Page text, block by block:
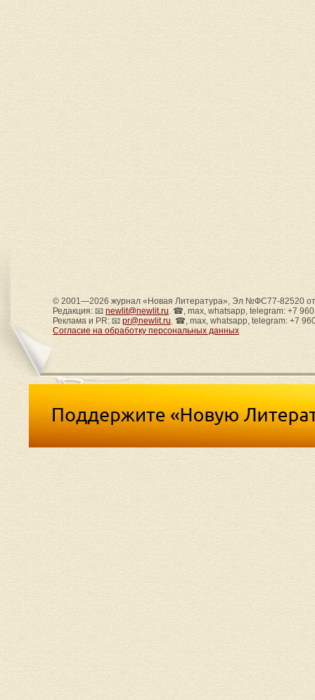
© 2001—2026 журнал «Новая Литература», Эл №ФС77-82520
Редакция: 📧 newlit@newlit.ru. ☎, max, whatsapp, telegram: +7
Реклама и PR: 📧 pr@newlit.ru. ☎, max, whatsapp, telegram: +7
Согласие на обработку персональных данных